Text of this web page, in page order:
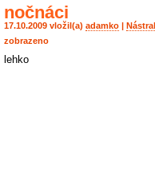
nočnáci
17.10.2009 vložil(a) adamko
zobrazeno
lehko